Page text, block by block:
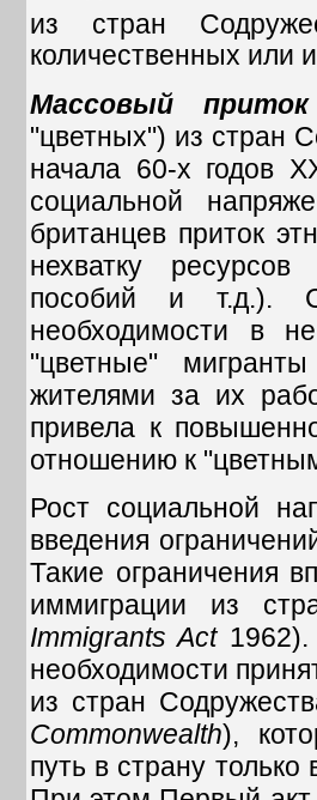
из стран
количественных или
Массовый
"цветных") из стран
начала 60-х годов
социальной
британцев приток
нехватку
пособий и т.д.).
необходимости в
"цветные"
жителями за их
привела к
отношению к
Рост социальной
введения
Такие ограничения
иммиграции из
Immigrants Act1962).
необходимости
из стран
Commonwealth),
путь в страну